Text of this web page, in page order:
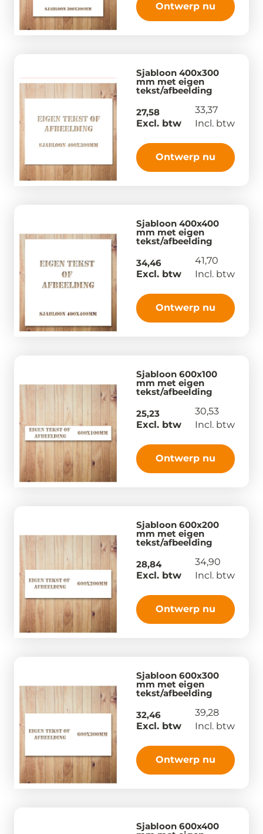
Ontwerp nu
Sjabloon 400x300
mm met eigen
tekst/afbeelding
27,58
Excl. btw
33,37
Incl. btw
Ontwerp nu
Sjabloon 400x400
mm met eigen
tekst/afbeelding
34,46
Excl. btw
41,70
Incl. btw
Ontwerp nu
Sjabloon 600x100
mm met eigen
tekst/afbeelding
25,23
Excl. btw
30,53
Incl. btw
Ontwerp nu
Sjabloon 600x200
mm met eigen
tekst/afbeelding
28,84
Excl. btw
34,90
Incl. btw
Ontwerp nu
Sjabloon 600x300
mm met eigen
tekst/afbeelding
32,46
Excl. btw
39,28
Incl. btw
Ontwerp nu
Sjabloon 600x400